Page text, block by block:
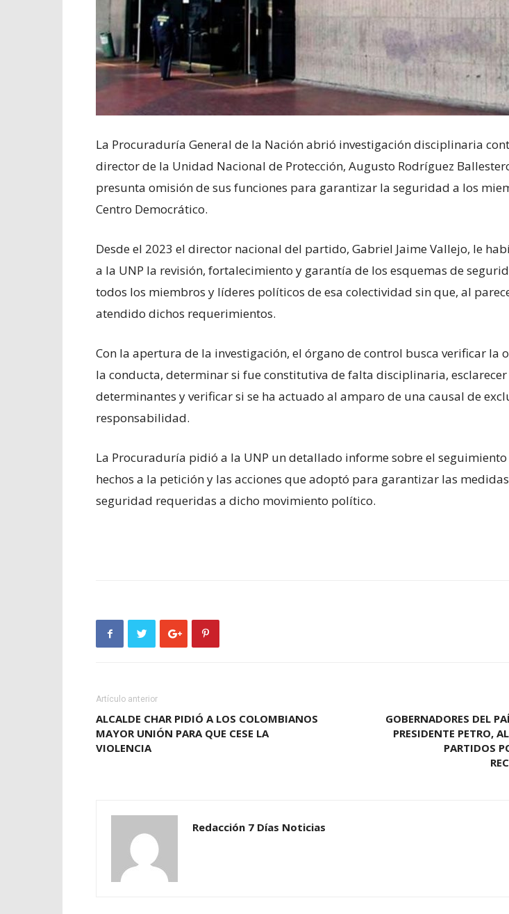
La Procuraduría General de la Nación abrió investigación disciplinaria
director de la Unidad Nacional de Protección, Augusto Rodríguez
presunta omisión de sus funciones para garantizar la seguridad a los
Centro Democrático.
Desde el 2023 el director nacional del partido, Gabriel Jaime Vallejo, le
a la UNP la revisión, fortalecimiento y garantía de los esquemas de
todos los miembros y líderes políticos de esa colectividad sin que, al
atendido dichos requerimientos.
Con la apertura de la investigación, el órgano de control busca verificar la
la conducta, determinar si fue constitutiva de falta disciplinaria,
determinantes y verificar si se ha actuado al amparo de una causal de
responsabilidad.
La Procuraduría pidió a la UNP un detallado informe sobre el
hechos a la petición y las acciones que adoptó para garantizar las
seguridad requeridas a dicho movimiento político.​
Artículo anterior
ALCALDE CHAR PIDIÓ A LOS COLOMBIANOS
MAYOR UNIÓN PARA QUE CESE LA
VIOLENCIA
GOBERNADORES DEL
PRESIDENTE PETRO,
PARTIDOS
Redacción 7 Días Noticias